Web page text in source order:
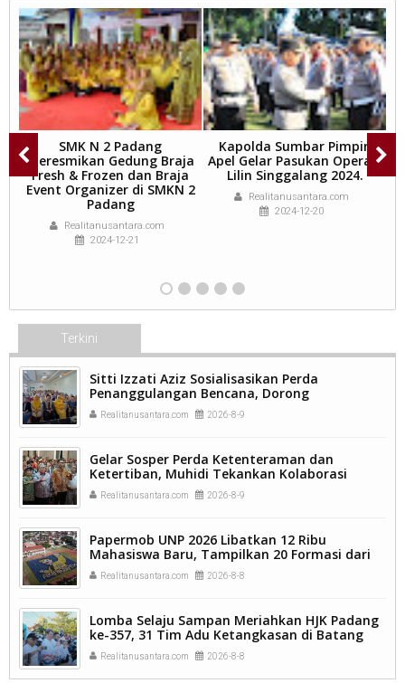
SMK N 2 Padang
Meresmikan Gedung Braja
Fresh & Frozen dan Braja
Event Organizer di SMKN 2
Padang
Realitanusantara.com
2024-12-21
Kapolda Sumbar Pimpin
Apel Gelar Pasukan Operasi
Lilin Singgalang 2024.
Realitanusantara.com
2024-12-20
Terkini
Sitti Izzati Aziz Sosialisasikan Perda
Penanggulangan Bencana, Dorong
Masyarakat Ketaping Perkuat Kesiapsiagaan.
Realitanusantara.com 2026-8-9
Gelar Sosper Perda Ketenteraman dan
Ketertiban, Muhidi Tekankan Kolaborasi
Pemerintah dan Masyarakat.
Realitanusantara.com 2026-8-9
Papermob UNP 2026 Libatkan 12 Ribu
Mahasiswa Baru, Tampilkan 20 Formasi dari
9.250 Kavling.
Realitanusantara.com 2026-8-8
Lomba Selaju Sampan Meriahkan HJK Padang
ke-357, 31 Tim Adu Ketangkasan di Batang
Arau.
Realitanusantara.com 2026-8-8